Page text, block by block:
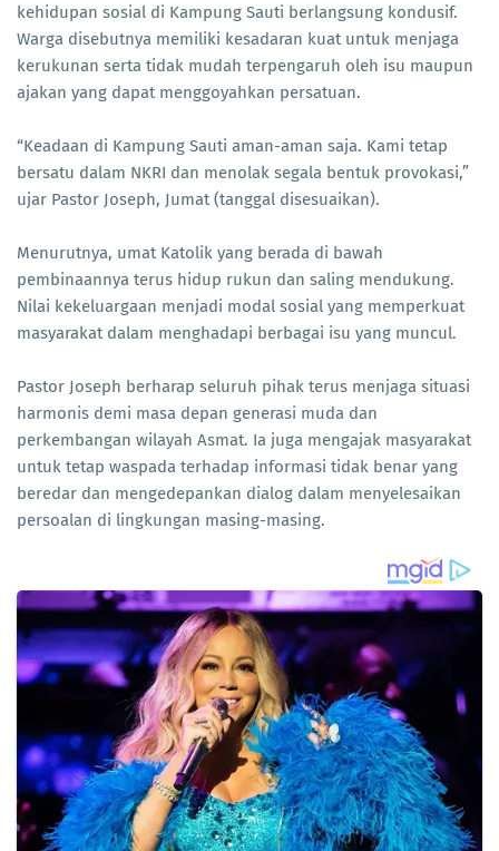
kehidupan sosial di Kampung Sauti berlangsung kondusif.
Warga disebutnya memiliki kesadaran kuat untuk menjaga
kerukunan serta tidak mudah terpengaruh oleh isu maupun
ajakan yang dapat menggoyahkan persatuan.
“Keadaan di Kampung Sauti aman-aman saja. Kami tetap
bersatu dalam NKRI dan menolak segala bentuk provokasi,”
ujar Pastor Joseph, Jumat (tanggal disesuaikan).
Menurutnya, umat Katolik yang berada di bawah
pembinaannya terus hidup rukun dan saling mendukung.
Nilai kekeluargaan menjadi modal sosial yang memperkuat
masyarakat dalam menghadapi berbagai isu yang muncul.
Pastor Joseph berharap seluruh pihak terus menjaga situasi
harmonis demi masa depan generasi muda dan
perkembangan wilayah Asmat. Ia juga mengajak masyarakat
untuk tetap waspada terhadap informasi tidak benar yang
beredar dan mengedepankan dialog dalam menyelesaikan
persoalan di lingkungan masing-masing.